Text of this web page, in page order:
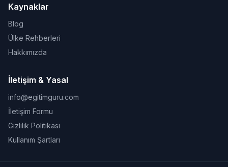
Kaynaklar
Blog
Ülke Rehberleri
Hakkımızda
İletişim & Yasal
info@egitimguru.com
İletişim Formu
Gizlilik Politikası
Kullanım Şartları